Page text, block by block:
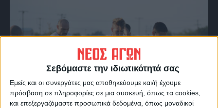
Σεβόμαστε την ιδιωτικότητά σας
Εμείς και οι συνεργάτες μας αποθηκεύουμε και/ή έχουμε
πρόσβαση σε πληροφορίες σε μια συσκευή, όπως τα cookies,
και επεξεργαζόμαστε προσωπικά δεδομένα, όπως μοναδικοί